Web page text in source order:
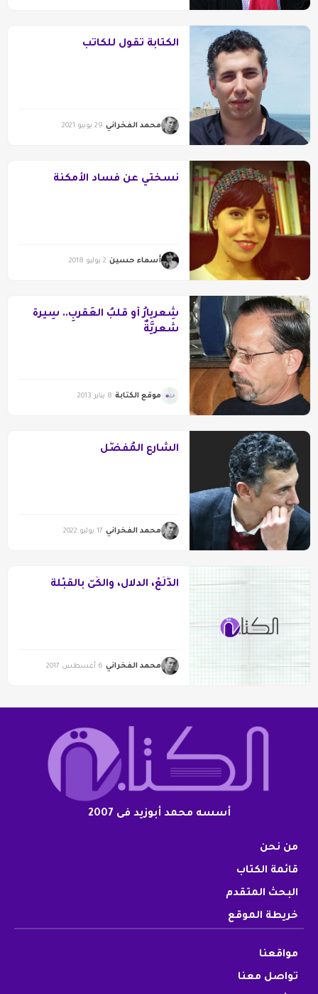
الكتابة تقول للكاتب
محمد الفخراني 29 يونيو 2021
نسختي عن فساد الأمكنة
أسماء حسين 2 يوليو 2018
شِعريارُ أَو قَلبُ العَقربِ.. سِيرةٌ
شعريَّةٌ
موقع الكتابة 8 يناير 2013
الشارع المُفَضَّل
محمد الفخراني 17 يوليو 2022
الدَّلَعْ، الدلال، والكَىّ بالقُبْلة
محمد الفخراني 6 أغسطس 2017
أسسه محمد أبوزيد فى 2007
من نحن
قائمة الكتاب
البحث المتقدم
خريطة الموقع
مواقعنا
تواصل معنا